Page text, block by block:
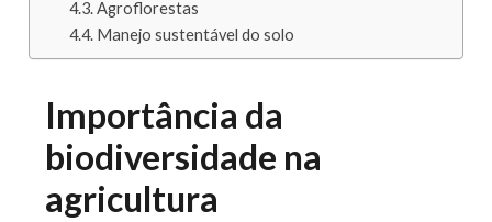
Agroflorestas
Manejo sustentável do solo
Importância da
biodiversidade na
agricultura